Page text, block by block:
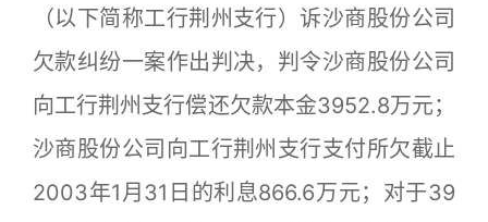
（以下简称工行荆州支行）诉沙商股份公司
欠款纠纷一案作出判决，判令沙商股份公司
向工行荆州支行偿还欠款本金3952.8万元；
沙商股份公司向工行荆州支行支付所欠截止
2003年1月31日的利息866.6万元；对于39